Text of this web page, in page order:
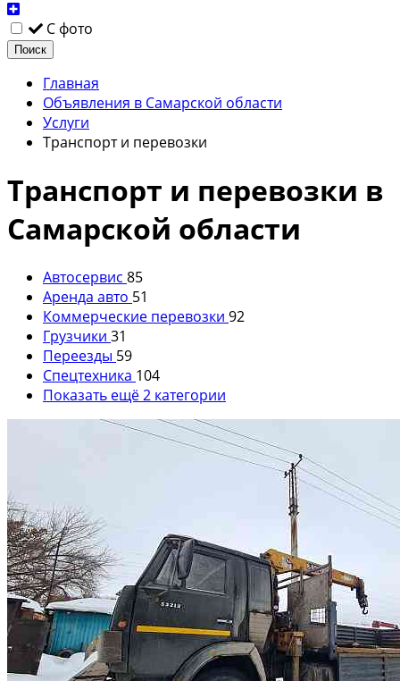
С фото
Поиск
Главная
Объявления в Самарской области
Услуги
Транспорт и перевозки
Транспорт и перевозки в
Самарской области
Автосервис 85
Аренда авто 51
Коммерческие перевозки 92
Грузчики 31
Переезды 59
Спецтехника 104
Показать ещё 2 категории